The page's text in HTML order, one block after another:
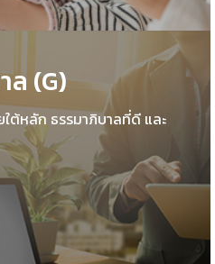
ล (G)
ใต้หลัก ธรรมาภิบาลที่ดี และ